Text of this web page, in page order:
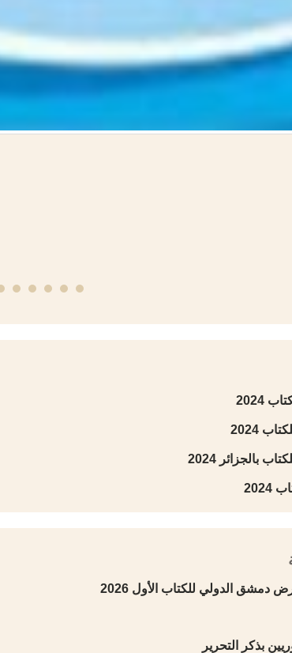
الدولة الأموية في المشرق
2024
2024
بالجزائر 2024
الدولي للكتاب الأول 2026
بذكر التحرير